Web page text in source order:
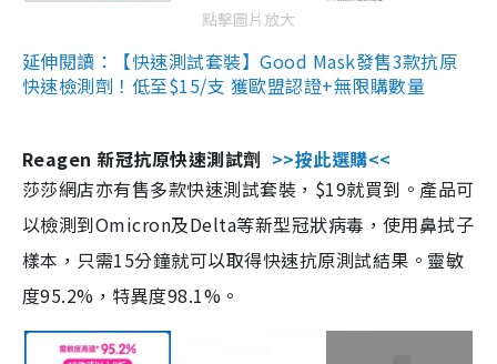
點擊圖片放大
延伸閱讀：【快速測試套裝】Good Mask發售3款抗原
快速檢測劑！低至$15/支 獲歐盟認證+無限購數量
Reagen 新冠抗原快速測試劑 >>按此選購<<
莎莎網店亦有售多款快速測試套裝，$19就買到。產品可
以檢測到Omicron及Delta等新型冠狀病毒，使用鼻拭子
樣本，只需15分鐘就可以取得快速抗原測試結果。靈敏
度95.2%，特異度98.1%。